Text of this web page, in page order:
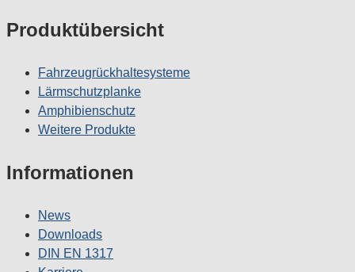
Produktübersicht
Fahrzeugrückhaltesysteme
Lärmschutzplanke
Amphibienschutz
Weitere Produkte
Informationen
News
Downloads
DIN EN 1317